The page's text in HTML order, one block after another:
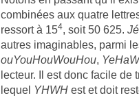
combinées aux quatre
ressort à 154, soit 50 625.
autres imaginables, parmi
ouYouHouWouHou,
lecteur. Il est donc facile de
lequel YHWH est et doit